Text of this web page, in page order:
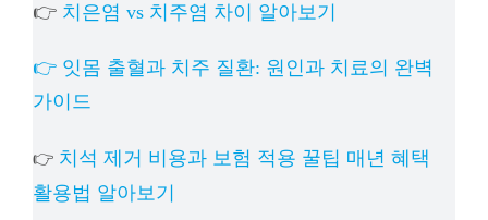
👉 치은염 vs 치주염 차이 알아보기
👉 잇몸 출혈과 치주 질환: 원인과 치료의 완벽
가이드
👉 치석 제거 비용과 보험 적용 꿀팁 매년 혜택
활용법 알아보기